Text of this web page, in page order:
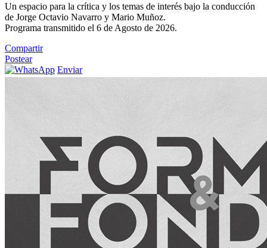
Un espacio para la crítica y los temas de interés bajo la conducción
de Jorge Octavio Navarro y Mario Muñoz.
Programa transmitido el 6 de Agosto de 2026.
Compartir
Postear
Enviar